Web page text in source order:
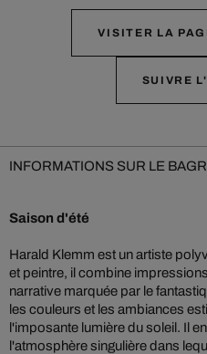
VISITER LA
SUIVRE
INFORMATIONS SUR LE
Saison d'été
Harald Klemm est un artiste
et peintre, il combine
narrative marquée par le
les couleurs et les ambiances
l'imposante lumière du soleil. Il
l'atmosphère singulière dans